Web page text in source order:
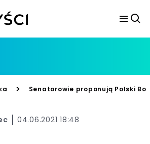
> Senatorowie proponują Polski
04.06.2021 18:48